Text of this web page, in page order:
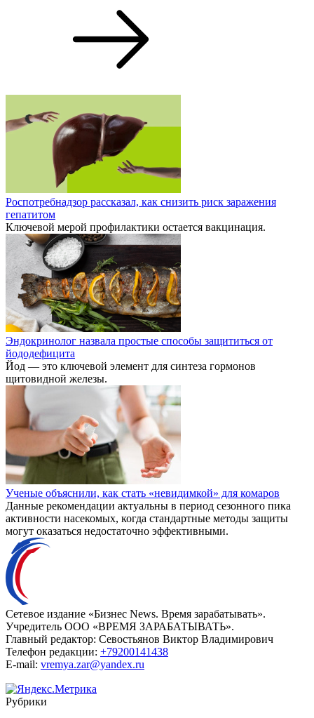
Роспотребнадзор рассказал, как снизить риск заражения
гепатитом
Ключевой мерой профилактики остается вакцинация.
Эндокринолог назвала простые способы защититься от
йододефицита
Йод — это ключевой элемент для синтеза гормонов
щитовидной железы.
Ученые объяснили, как стать «невидимкой» для комаров
Данные рекомендации актуальны в период сезонного пика
активности насекомых, когда стандартные методы защиты
могут оказаться недостаточно эффективными.
Сетевое издание «Бизнес News. Время зарабатывать».
Учредитель ООО «ВРЕМЯ ЗАРАБАТЫВАТЬ».
Главный редактор: Севостьянов Виктор Владимирович
Телефон редакции: +79200141438
E-mail: vremya.zar@yandex.ru
Рубрики